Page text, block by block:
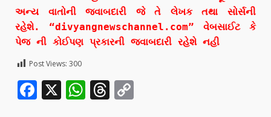
અન્ય વાતોની જવાબદારી જે તે લેખક તથા સોર્સની
રહેશે. “divyangnewschannel.com” વેબસાઈટ કે
પેજ ની કોઈપણ પ્રકારની જવાબદારી રહેશે નહી
Post Views: 300
Facebook
X WhatsApp
Threads